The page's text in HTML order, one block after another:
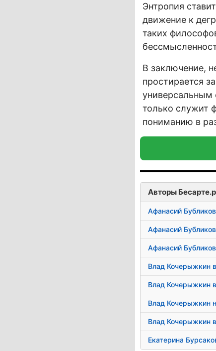
Энтропия
движение к
таких
В заключение,
простирается
универсальным
только служит
пониманию в
Авторы
Афанасий
Афанасий
Афанасий
Влад Кочерыжкин
Влад Кочерыжкин
Влад Кочерыжкин
Влад Кочерыжкин
Екатерина